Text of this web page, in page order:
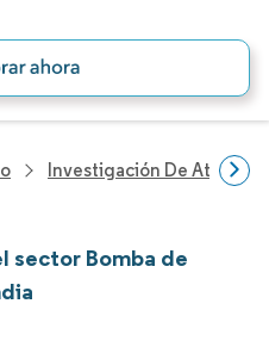
Investigación De
sector Bomba de